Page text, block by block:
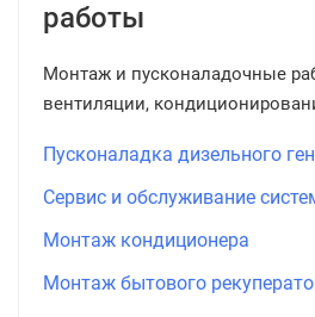
работы
Монтаж и пусконаладочные
вентиляции,
Пусконаладка дизельного
Сервис и обслуживание
Монтаж кондиционера
Монтаж бытового